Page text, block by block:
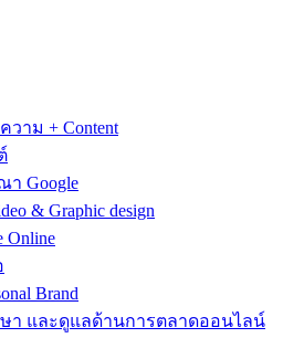
วาม + Content
Google
& Graphic design
Online
Brand
า และดูแลด้านการตลาดออนไลน์